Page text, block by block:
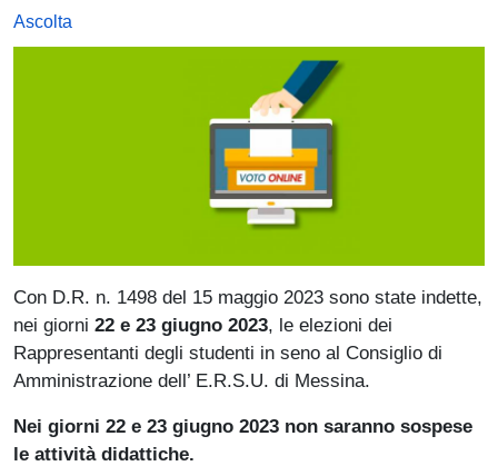
Ascolta
Con D.R. n. 1498 del 15 maggio 2023 sono state indette,
nei giorni 22 e 23 giugno 2023, le elezioni dei
Rappresentanti degli studenti in seno al Consiglio di
Amministrazione dell’ E.R.S.U. di Messina.
Nei giorni 22 e 23 giugno 2023 non saranno sospese
le attività didattiche.